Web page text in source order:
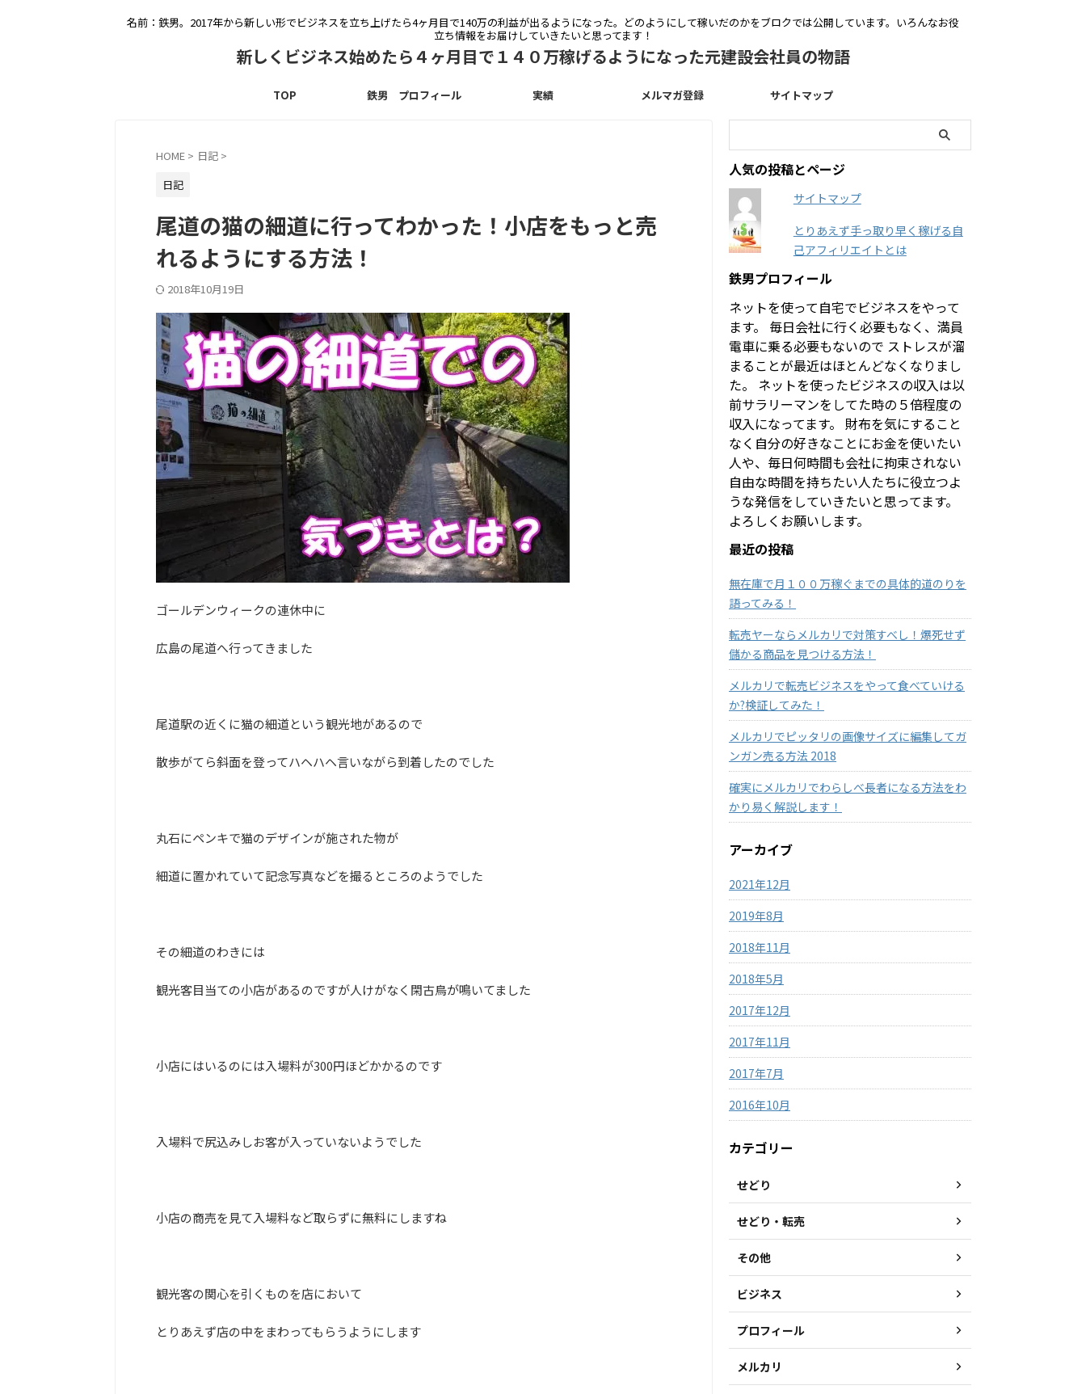
名前：鉄男。2017年から新しい形でビジネスを立ち上げたら4ヶ月目で140万の利益が出るようになった。どのようにして稼いだのかをブロクでは公開しています。いろんなお役
立ち情報をお届けしていきたいと思ってます！
新しくビジネス始めたら４ヶ月目で１４０万稼げるようになった元建設会社員の物語
TOP 鉄男 プロフィール 実績 メルマガ登録 サイトマップ
HOME > 日記 >
日記
尾道の猫の細道に行ってわかった！小店をもっと売
れるようにする方法！
2018年10月19日
ゴールデンウィークの連休中に
広島の尾道へ行ってきました
尾道駅の近くに猫の細道という観光地があるので
散歩がてら斜面を登ってハヘハヘ言いながら到着したのでした
丸石にペンキで猫のデザインが施された物が
細道に置かれていて記念写真などを撮るところのようでした
その細道のわきには
観光客目当ての小店があるのですが人けがなく閑古鳥が鳴いてました
小店にはいるのには入場料が300円ほどかかるのです
入場料で尻込みしお客が入っていないようでした
小店の商売を見て入場料など取らずに無料にしますね
観光客の関心を引くものを店において
とりあえず店の中をまわってもらうようにします
人気の投稿とページ
サイトマップ
とりあえず手っ取り早く稼げる自
己アフィリエイトとは
鉄男プロフィール
ネットを使って自宅でビジネスをやって
ます。 毎日会社に行く必要もなく、満員
電車に乗る必要もないので ストレスが溜
まることが最近はほとんどなくなりまし
た。 ネットを使ったビジネスの収入は以
前サラリーマンをしてた時の５倍程度の
収入になってます。 財布を気にすること
なく自分の好きなことにお金を使いたい
人や、毎日何時間も会社に拘束されない
自由な時間を持ちたい人たちに役立つよ
うな発信をしていきたいと思ってます。
よろしくお願いします。
最近の投稿
無在庫で月１００万稼ぐまでの具体的道のりを
語ってみる！
転売ヤーならメルカリで対策すべし！爆死せず
儲かる商品を見つける方法！
メルカリで転売ビジネスをやって食べていける
か?検証してみた！
メルカリでピッタリの画像サイズに編集してガ
ンガン売る方法 2018
確実にメルカリでわらしべ長者になる方法をわ
かり易く解説します！
アーカイブ
2021年12月
2019年8月
2018年11月
2018年5月
2017年12月
2017年11月
2017年7月
2016年10月
カテゴリー
せどり
せどり・転売
その他
ビジネス
プロフィール
メルカリ